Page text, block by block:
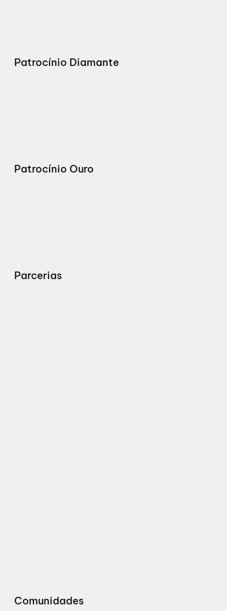
Patrocínio Diamante
Patrocínio Ouro
Parcerias
Comunidades